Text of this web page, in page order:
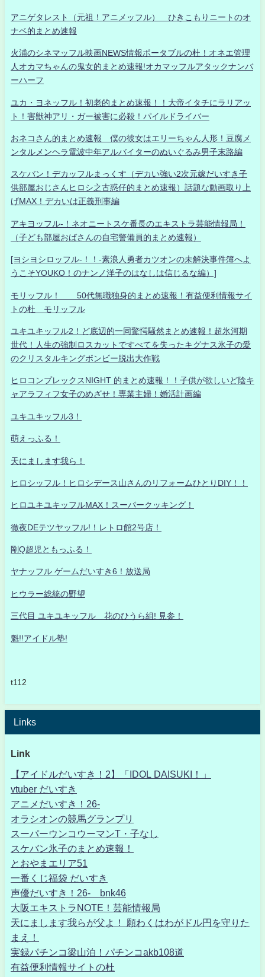
アニゲタレスト（元祖！アニメッフル） ひきこもりニートのオ
ナベ的まとめ速報
火浦のシネマッフル映画NEWS情報ポータブルの杜！オネエ管理
人オカマちゃんの鬼女的まとめ速報!オカマッフルアタックナンバ
ーハーフ
ユカ・ヨネッフル！初老的まとめ速報！！大帝イタチにラリアッ
ト！害獣神アリ・ガー被害に必殺！パイルドライバー
おネコさん的まとめ速報 僕の彼女はエリーちゃん人形！豆腐メ
ンタルメンヘラ電波中年アルバイターのぬいぐるみ男子末路編
スケバン！デカッフルまっくす（デカい強い2次元嫁だいすき子
供部屋おじさんヒロシ之古惑仔的まとめ速報）話題な動画取り上
げMAX！デカいは正義刑事編
アキヨッフル-！ネオニートスケ番長のエキストラ芸能情報局！
（子ども部屋おばさんの自宅警備員的まとめ速報）
[ヨシヨシロッフル-！！-素浪人勇者カツオンの未解決事件簿へよ
うこそYOUKO！のナンノ洋子のはなしは信じるな編）]
モリッフル！ 50代無職独身的まとめ速報！有益便利情報サイ
トの杜 モリッフル
ユキユキッフル2！ど底辺的一同驚愕騒然まとめ速報！超氷河期
世代！人生の強制ロスカットですべてを失ったキグナス氷子の愛
のクリスタルキングボンビー脱出大作戦
ヒロコンプレックスNIGHT 的まとめ速報！！子供が欲しいど陰キ
ャアラフィフ女子のめざせ！専業主婦！婚活計画編
ユキユキッフル3！
萌えっふる！
天にまします我ら！
ヒロシッフル！ヒロシデース山さんのリフォームひとりDIY！！
ヒロユキユキッフルMAX！スーパークッキング！
徹夜DEテツヤッフル!！レトロ館2号店！
剛Q超児ともっふる！
ヤナッフル ゲームだいすき6！放送局
ヒウラー総統の野望
三代目 ユキユキッフル 花のひうら組! 見参！
魁!!アイドル塾!
t112
Links
Link
【アイドルだいすき！2】「IDOL DAISUKI！」
vtuber だいすき
アニメだいすき！26-
オラシオンの競馬グランプリ
スーパーウンコウーマンT・子なし
スケバン氷子のまとめ速報！
とおやまエリア51
一番くじ福袋 だいすき
声優だいすき！26- bnk46
大阪エキストラNOTE！芸能情報局
天にまします我らが父よ！ 願わくはわがドル円を守りた
まえ！
実録パチンコ梁山泊！パチンコakb108道
有益便利情報サイトの杜